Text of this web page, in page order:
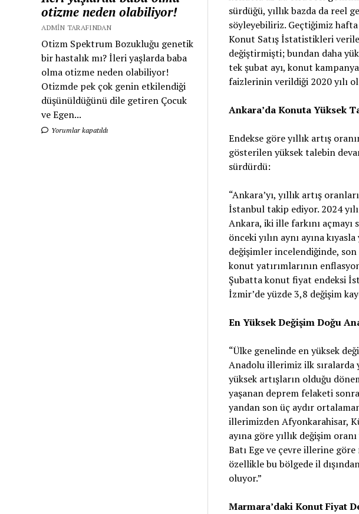
otizme neden olabiliyor!
ADMIN TARAFINDAN
Otizm Spektrum Bozukluğu genetik
bir hastalık mı? İleri yaşlarda baba
olma otizme neden olabiliyor!
Otizmde pek çok genin etkilendiği
düşünüldüğünü dile getiren Çocuk
ve Egen...
Yorumlar kapatıldı
sürdüğü, yıllık bazda da reel
söyleyebiliriz. Geçtiğimiz
Konut Satış İstatistikleri
değiştirmişti; bundan daha
tek şubat ayı, konut
faizlerinin verildiği 2020 yılı
Ankara’da Konuta Yüksek
Endekse göre yıllık artış
gösterilen yüksek talebin
sürdürdü:
“Ankara’yı, yıllık artış
İstanbul takip ediyor. 2024
Ankara, iki ille farkını
önceki yılın aynı ayına
değişimler incelendiğinde,
konut yatırımlarının
Şubatta konut fiyat endeksi
İzmir’de yüzde 3,8 değişim
En Yüksek Değişim Doğu
“Ülke genelinde en yüksek
Anadolu illerimiz ilk sıralarda
yüksek artışların olduğu
yaşanan deprem felaketi
yandan son üç aydır
illerimizden Afyonkarahisar,
ayına göre yıllık değişim
Batı Ege ve çevre illerine
özellikle bu bölgede il
oluyor.”
Marmara’daki Konut Fiyat